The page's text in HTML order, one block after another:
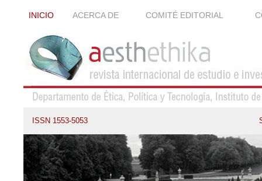
INICIO ACERCA DE COMITÉ EDITORIAL
ISSN 1553-5053